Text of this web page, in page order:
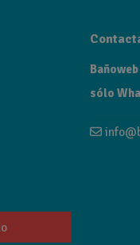
y níquel cepillado.
sólo